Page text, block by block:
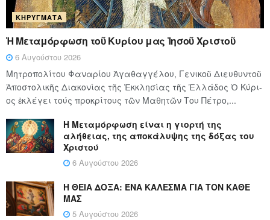
ΚΗΡΎΓΜΑΤΑ
Ἡ Μεταμόρφωση τοῦ Κυρίου μας Ἰησοῦ Χριστοῦ
6 Αυγούστου 2026
Μητροπολίτου Φαναρίου Ἀγαθαγγέλου, Γενικοῦ Διευθυντοῦ
Ἀποστολικῆς Διακονίας τῆς Ἐκκλησίας τῆς Ἑλλάδος Ὁ Κύ­ρι­
ος ἐκλέγει τούς προ­κρί­τους τῶν Μα­θη­τῶν Του Πέ­τρο,...
Η Μεταμόρφωση είναι η γιορτή της
αλήθειας, της αποκάλυψης της δόξας του
Χριστού
6 Αυγούστου 2026
Η ΘΕΙΑ ΔΟΞΑ: ΈΝΑ ΚΑΛΕΣΜΑ ΓΙΑ ΤΟΝ ΚΑΘΕ
ΜΑΣ
5 Αυγούστου 2026